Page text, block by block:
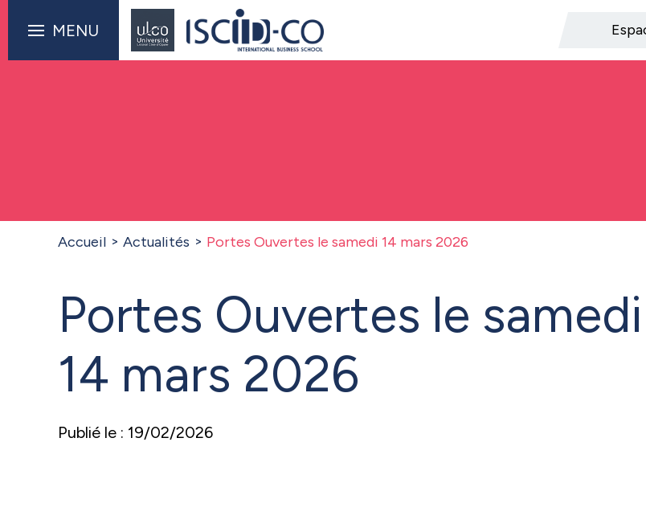
MENU
Accueil Actualités Portes Ouvertes le samedi 14 mars 2026
Portes Ouvertes le samedi
14 mars 2026
Publié le : 19/02/2026